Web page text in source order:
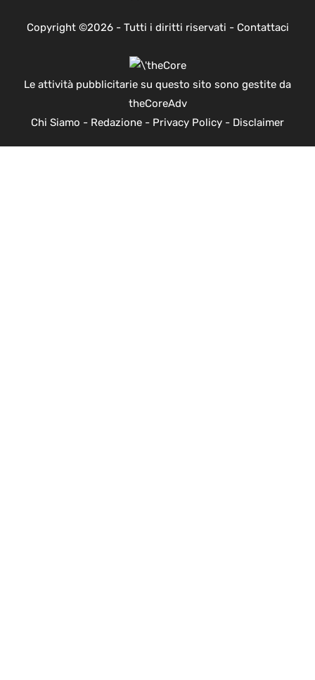
Copyright ©2026 - Tutti i diritti riservati - Contattaci
Le attività pubblicitarie su questo sito sono gestite da
theCoreAdv
Chi Siamo - Redazione - Privacy Policy - Disclaimer